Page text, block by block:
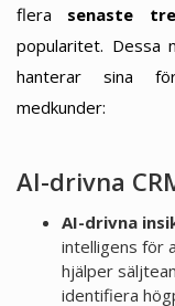
flera senaste
popularitet. Dessa
hanterar sina
medkunder:
AI-drivna
AI-drivna
intelligens för
hjälper
identifiera